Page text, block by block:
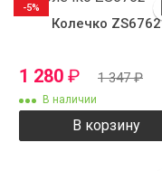
Колечко ZS6762
1 280 ₽ 1 347₽
В наличии
В корзину
-5%